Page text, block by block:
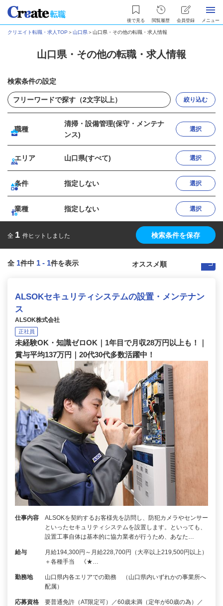
後で見る 閲覧履歴 会員登録 メニュー
クリエイト転職・求人TOP ＞山口県＞山口県・その他の転職・求人情報
山口県・その他の転職・求人情報
検索条件の設定
絞り込む
職種
清掃・設備管理(保守・メンテナ
ンス)
選択
エリア 山口県(すべて) 選択
条件 指定しない 選択
業種 指定しない 選択
全 1 件ヒットしました 検索条件を保存
全 1件中 1 - 1件を表示
ALSOKセキュリティシステムの設置・メンテナン
ス
ALSOK株式会社
正社員
未経験OK・知識ゼロOK｜1年目で月収28万円以上も！｜
賞与平均137万円｜20代30代多数活躍中！
仕事内容
ALSOKを契約するお客様先を訪問し、防犯カメラやセンサー
といったセキュリティシステムを設置します。といっても、
設置工事自体は基本的に協力業者が行うため、あなた…
給与
月給194,300円～月給228,700円（大卒以上219,500円以上）
＋各種手当 《★…
勤務地
山口県内各エリアでの勤務 （山口県内いずれかの事業所へ
配属）
応募資格
要普通免許（AT限定可）／60歳未満（定年が60歳の為）／